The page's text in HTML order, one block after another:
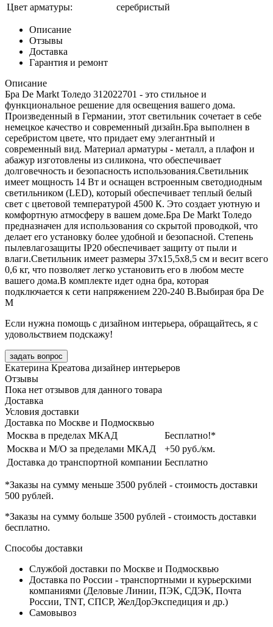
Цвет арматуры:
серебристый
Описание
Отзывы
Доставка
Гарантия и ремонт
Описание
Бра De Markt Толедо 312022701 - это стильное и
функциональное решение для освещения вашего дома.
Произведенный в Германии, этот светильник сочетает в себе
немецкое качество и современный дизайн.Бра выполнен в
серебристом цвете, что придает ему элегантный и
современный вид. Материал арматуры - металл, а плафон и
абажур изготовлены из силикона, что обеспечивает
долговечность и безопасность использования.Светильник
имеет мощность 14 Вт и оснащен встроенным светодиодным
светильником (LED), который обеспечивает теплый белый
свет с цветовой температурой 4500 К. Это создает уютную и
комфортную атмосферу в вашем доме.Бра De Markt Толедо
предназначен для использования со скрытой проводкой, что
делает его установку более удобной и безопасной. Степень
пылевлагозащиты IP20 обеспечивает защиту от пыли и
влаги.Светильник имеет размеры 37х15,5х8,5 см и весит всего
0,6 кг, что позволяет легко установить его в любом месте
вашего дома.В комплекте идет одна бра, которая
подключается к сети напряжением 220-240 В.Выбирая бра De
M
Если нужна помощь с дизайном интерьера, обращайтесь, я с
удовольствием подскажу!
задать вопрос
Екатерина Креатова дизайнер интерьеров
Отзывы
Пока нет отзывов для данного товара
Доставка
Условия доставки
Доставка по Москве и Подмосквью
Москва в пределах МКАД
Бесплатно!*
Москва и М/О за пределами МКАД
+50 руб./км.
Доставка до транспортной компании Бесплатно
*Заказы на сумму меньше 3500 рублей - стоимость доставки
500 рублей.
*Заказы на сумму больше 3500 рублей - стоимость доставки
бесплатно.
Способы доставки
Службой доставки по Москве и Подмосквью
Доставка по России - транспортными и курьерскими
компаниями (Деловые Линии, ПЭК, СДЭК, Почта
России, TNT, СПСР, ЖелДорЭкспедиция и др.)
Самовывоз